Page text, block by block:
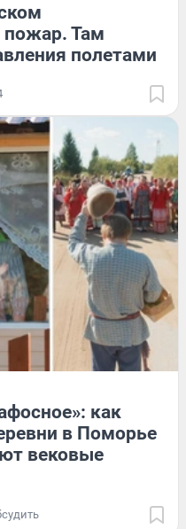
пожар. Там
полетами
как
в Поморье
вековые